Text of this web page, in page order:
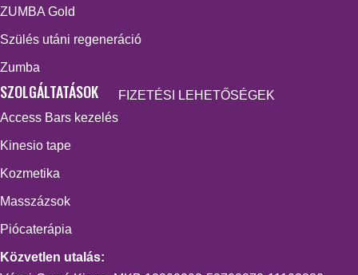
ZUMBA Gold
Szülés utáni regeneráció
Zumba
SZOLGÁLTATÁSOK
Access Bars kezelés
Kinesio tape
Kozmetika
Masszázsok
Piócaterápia
FIZETÉSI LEHETŐSÉGEK
Közvetlen utalás: